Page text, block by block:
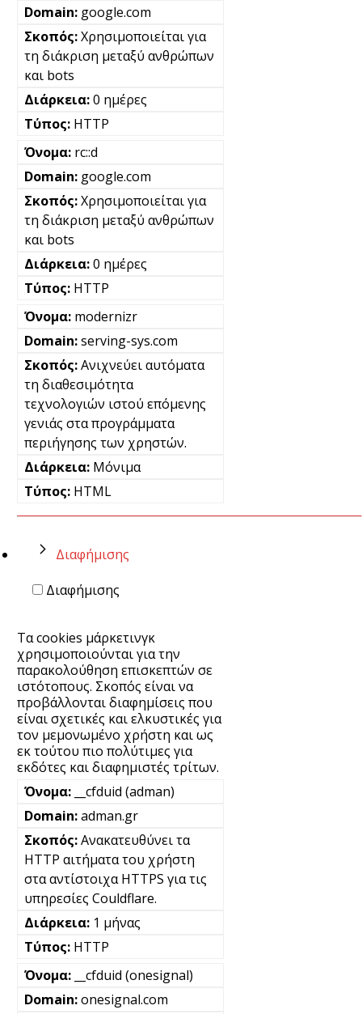
google.com
Χρησιμοποιείται για
τη διάκριση μεταξύ ανθρώπων
και bots
0 ημέρες
HTTP
rc::d
google.com
Χρησιμοποιείται για
τη διάκριση μεταξύ ανθρώπων
και bots
0 ημέρες
HTTP
modernizr
serving-sys.com
Ανιχνεύει αυτόματα
τη διαθεσιμότητα
τεχνολογιών ιστού επόμενης
γενιάς στα προγράμματα
περιήγησης των χρηστών.
Μόνιμα
HTML
Διαφήμισης
Διαφήμισης
Τα cookies μάρκετινγκ
χρησιμοποιούνται για την
παρακολούθηση επισκεπτών σε
ιστότοπους. Σκοπός είναι να
προβάλλονται διαφημίσεις που
είναι σχετικές και ελκυστικές για
τον μεμονωμένο χρήστη και ως
εκ τούτου πιο πολύτιμες για
εκδότες και διαφημιστές τρίτων.
__cfduid (adman)
adman.gr
Ανακατευθύνει τα
HTTP αιτήματα του χρήστη
στα αντίστοιχα HTTPS για τις
υπηρεσίες Couldflare.
1 μήνας
HTTP
__cfduid (onesignal)
onesignal.com